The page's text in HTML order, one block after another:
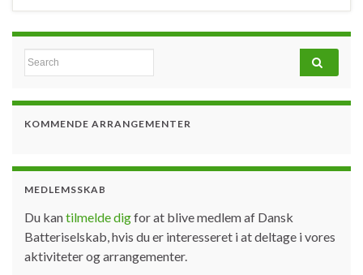
Search for:
KOMMENDE ARRANGEMENTER
MEDLEMSSKAB
Du kantilmelde digfor at blive medlem af Dansk
Batteriselskab, hvis du er interesseret i at deltage i vores
aktiviteter og arrangementer.